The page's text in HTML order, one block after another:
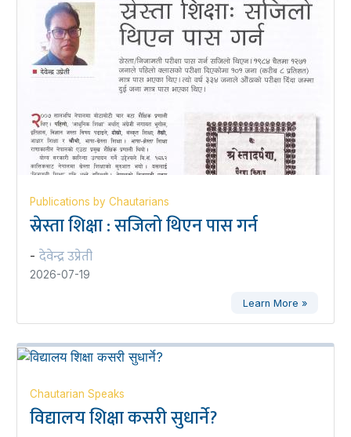
Publications by Chautarians
स्रेस्ता शिक्षा : सजिलो थिएन पास गर्न
- देवेन्द्र उप्रेती
2026-07-19
Learn More »
Chautarian Speaks
विद्यालय शिक्षा कसरी सुधार्ने?